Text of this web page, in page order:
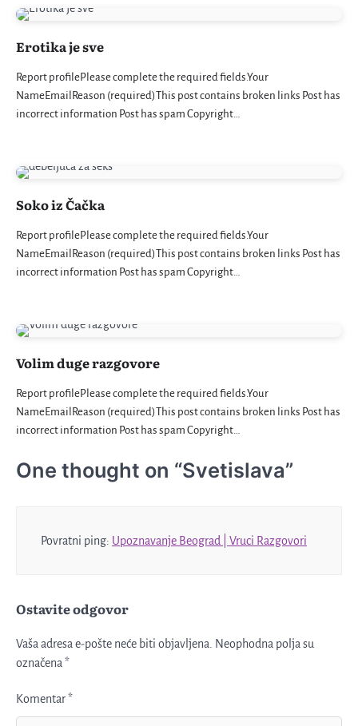
Erotika je sve
Report profilePlease complete the required fields.Your
NameEmailReason (required)This post contains broken links Post has
incorrect information Post has spam Copyright…
Soko iz Čačka
Report profilePlease complete the required fields.Your
NameEmailReason (required)This post contains broken links Post has
incorrect information Post has spam Copyright…
Volim duge razgovore
Report profilePlease complete the required fields.Your
NameEmailReason (required)This post contains broken links Post has
incorrect information Post has spam Copyright…
One thought on “Svetislava”
Povratni ping: Upoznavanje Beograd | Vruci Razgovori
Ostavite odgovor
Vaša adresa e-pošte neće biti objavljena.
Neophodna polja su
označena *
Komentar*